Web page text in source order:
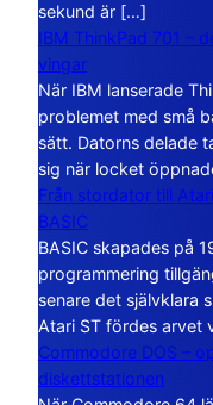
sekund är […]
IBM ThinkPad 701 –
vingar
När IBM lanserade
problemet med små
sätt. Datorns delade
sig när locket
Från stordator till
BASIC
BASIC skapades på
programmering
senare det självklara
Atari ST fördes arvet
Commodore DOS –
diskettstationen